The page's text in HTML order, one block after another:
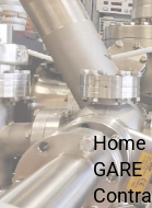
Home
GARE